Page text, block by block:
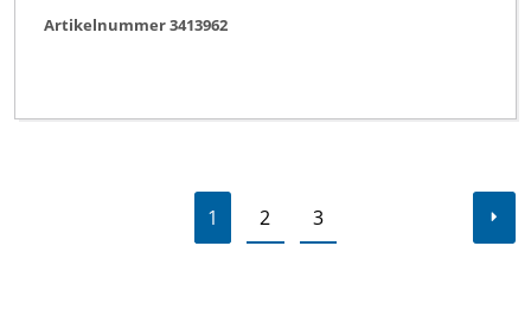
Artikelnummer 3413962
1 2 3